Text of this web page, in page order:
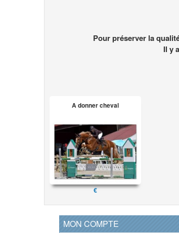
Pour préserver la
Il y
A donner cheval
€
MON COMPTE